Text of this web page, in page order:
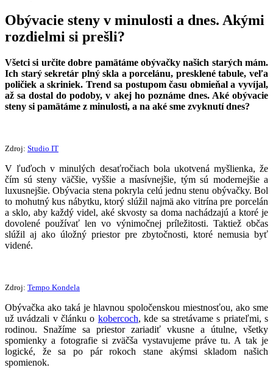
Obývacie steny v minulosti a dnes. Akými
rozdielmi si prešli?
Všetci si určite dobre pamätáme obývačky našich starých mám.
Ich starý sekretár plný skla a porcelánu, presklené tabule, veľa
poličiek a skriniek. Trend sa postupom času obmieňal a vyvíjal,
až sa dostal do podoby, v akej ho poznáme dnes. Aké obývacie
steny si pamätáme z minulosti, a na aké sme zvyknutí dnes?
Zdroj: Studio IT
V ľuďoch v minulých desaťročiach bola ukotvená myšlienka, že
čím sú steny väčšie, vyššie a masívnejšie, tým sú modernejšie a
luxusnejšie. Obývacia stena pokryla celú jednu stenu obývačky. Bol
to mohutný kus nábytku, ktorý slúžil najmä ako vitrína pre porcelán
a sklo, aby každý videl, aké skvosty sa doma nachádzajú a ktoré je
dovolené používať len vo výnimočnej príležitosti. Taktiež občas
slúžil aj ako úložný priestor pre zbytočnosti, ktoré nemusia byť
videné.
Zdroj: Tempo Kondela
Obývačka ako taká je hlavnou spoločenskou miestnosťou, ako sme
už uvádzali v článku o kobercoch, kde sa stretávame s priateľmi, s
rodinou. Snažíme sa priestor zariadiť vkusne a útulne, všetky
spomienky a fotografie si zväčša vystavujeme práve tu. A tak je
logické, že sa po pár rokoch stane akýmsi skladom našich
spomienok.